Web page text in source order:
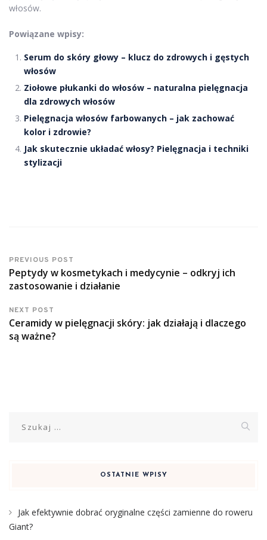
włosów.
Powiązane wpisy:
Serum do skóry głowy – klucz do zdrowych i gęstych
włosów
Ziołowe płukanki do włosów – naturalna pielęgnacja
dla zdrowych włosów
Pielęgnacja włosów farbowanych – jak zachować
kolor i zdrowie?
Jak skutecznie układać włosy? Pielęgnacja i techniki
stylizacji
PREVIOUS POST
Peptydy w kosmetykach i medycynie – odkryj ich
zastosowanie i działanie
NEXT POST
Ceramidy w pielęgnacji skóry: jak działają i dlaczego
są ważne?
OSTATNIE WPISY
Jak efektywnie dobrać oryginalne części zamienne do roweru
Giant?